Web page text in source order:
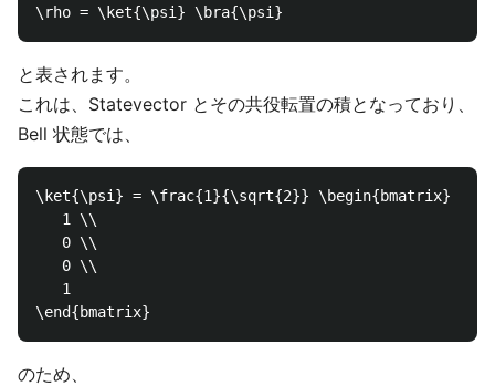
と表されます。
これは、Statevector とその共役転置の積となっており、
Bell 状態では、
\ket{\psi} = \frac{1}{\sqrt{2}} \begin{bmatrix}
   1 \\
   0 \\
   0 \\
   1
のため、